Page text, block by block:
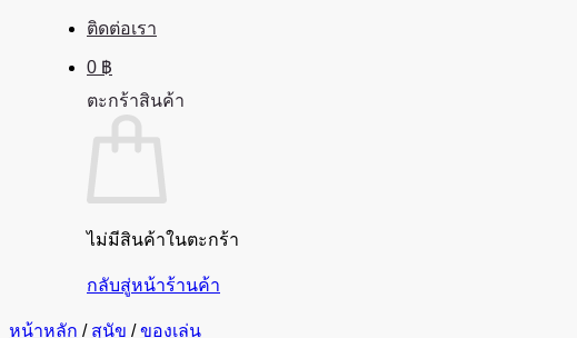
ติดต่อเรา
0 ฿
ตะกร้าสินค้า
ไม่มีสินค้าในตะกร้า
กลับสู่หน้าร้านค้า
หน้าหลัก / สุนัข / ของเล่น